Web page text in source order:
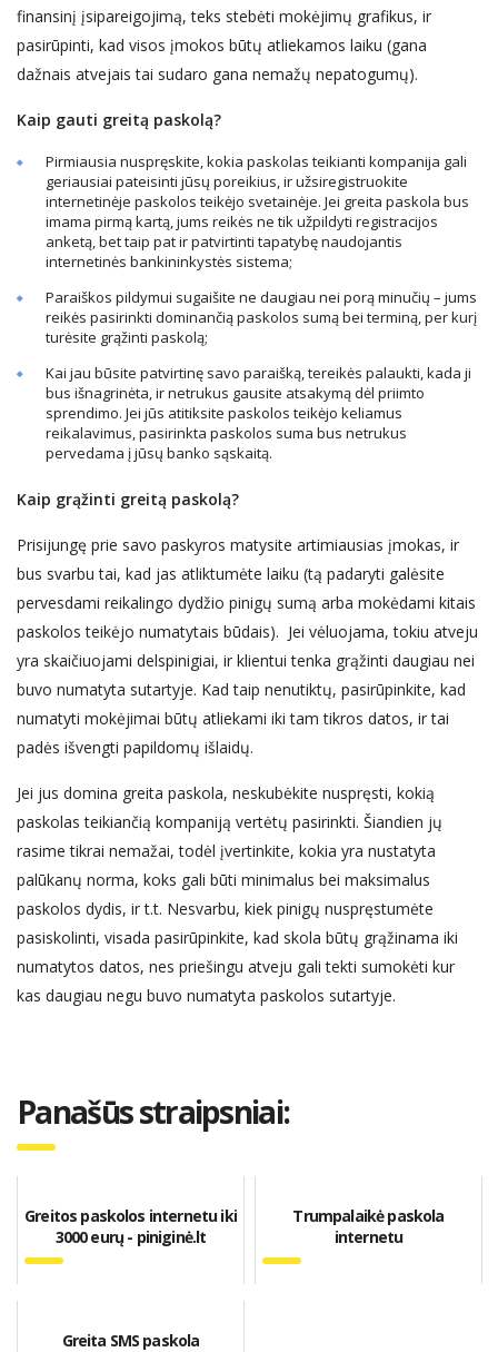
finansinį įsipareigojimą, teks stebėti mokėjimų grafikus, ir
pasirūpinti, kad visos įmokos būtų atliekamos laiku (gana
dažnais atvejais tai sudaro gana nemažų nepatogumų).
Kaip gauti greitą paskolą?
Pirmiausia nuspręskite, kokia paskolas teikianti kompanija gali
geriausiai pateisinti jūsų poreikius, ir užsiregistruokite
internetinėje paskolos teikėjo svetainėje. Jei greita paskola bus
imama pirmą kartą, jums reikės ne tik užpildyti registracijos
anketą, bet taip pat ir patvirtinti tapatybę naudojantis
internetinės bankininkystės sistema;
Paraiškos pildymui sugaišite ne daugiau nei porą minučių – jums
reikės pasirinkti dominančią paskolos sumą bei terminą, per kurį
turėsite grąžinti paskolą;
Kai jau būsite patvirtinę savo paraišką, tereikės palaukti, kada ji
bus išnagrinėta, ir netrukus gausite atsakymą dėl priimto
sprendimo. Jei jūs atitiksite paskolos teikėjo keliamus
reikalavimus, pasirinkta paskolos suma bus netrukus
pervedama į jūsų banko sąskaitą.
Kaip grąžinti greitą paskolą?
Prisijungę prie savo paskyros matysite artimiausias įmokas, ir
bus svarbu tai, kad jas atliktumėte laiku (tą padaryti galėsite
pervesdami reikalingo dydžio pinigų sumą arba mokėdami kitais
paskolos teikėjo numatytais būdais). Jei vėluojama, tokiu atveju
yra skaičiuojami delspinigiai, ir klientui tenka grąžinti daugiau nei
buvo numatyta sutartyje. Kad taip nenutiktų, pasirūpinkite, kad
numatyti mokėjimai būtų atliekami iki tam tikros datos, ir tai
padės išvengti papildomų išlaidų.
Jei jus domina greita paskola, neskubėkite nuspręsti, kokią
paskolas teikiančią kompaniją vertėtų pasirinkti. Šiandien jų
rasime tikrai nemažai, todėl įvertinkite, kokia yra nustatyta
palūkanų norma, koks gali būti minimalus bei maksimalus
paskolos dydis, ir t.t. Nesvarbu, kiek pinigų nuspręstumėte
pasiskolinti, visada pasirūpinkite, kad skola būtų grąžinama iki
numatytos datos, nes priešingu atveju gali tekti sumokėti kur
kas daugiau negu buvo numatyta paskolos sutartyje.
Panašūs straipsniai:
Greitos paskolos internetu iki
3000 eurų - piniginė.lt
Trumpalaikė paskola
internetu
Greita SMS paskola